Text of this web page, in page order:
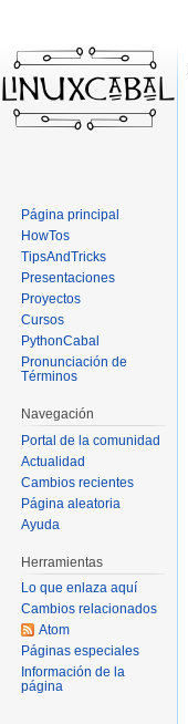
Página principal
HowTos
TipsAndTricks
Presentaciones
Proyectos
Cursos
PythonCabal
Pronunciación de
Términos
Navegación
Portal de la comunidad
Actualidad
Cambios recientes
Página aleatoria
Ayuda
Herramientas
Lo que enlaza aquí
Cambios relacionados
Atom
Páginas especiales
Información de la
página